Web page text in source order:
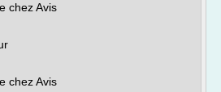
chez Avis
chez Avis